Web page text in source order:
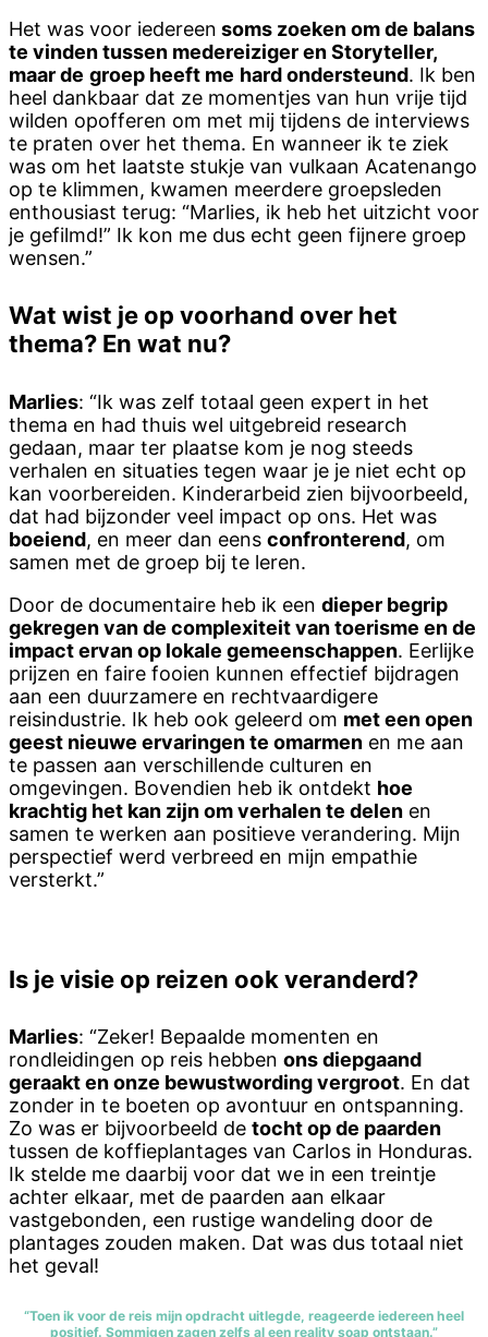
Het was voor iedereen soms zoeken om de balans
te vinden tussen medereiziger en Storyteller,
maar de groep heeft me hard ondersteund. Ik ben
heel dankbaar dat ze momentjes van hun vrije tijd
wilden opofferen om met mij tijdens de interviews
te praten over het thema. En wanneer ik te ziek
was om het laatste stukje van vulkaan Acatenango
op te klimmen, kwamen meerdere groepsleden
enthousiast terug: “Marlies, ik heb het uitzicht voor
je gefilmd!” Ik kon me dus echt geen fijnere groep
wensen.”
Wat wist je op voorhand over het
thema? En wat nu?
Marlies: “Ik was zelf totaal geen expert in het
thema en had thuis wel uitgebreid research
gedaan, maar ter plaatse kom je nog steeds
verhalen en situaties tegen waar je je niet echt op
kan voorbereiden. Kinderarbeid zien bijvoorbeeld,
dat had bijzonder veel impact op ons. Het was
boeiend, en meer dan eens confronterend, om
samen met de groep bij te leren.
Door de documentaire heb ik een dieper begrip
gekregen van de complexiteit van toerisme en de
impact ervan op lokale gemeenschappen. Eerlijke
prijzen en faire fooien kunnen effectief bijdragen
aan een duurzamere en rechtvaardigere
reisindustrie. Ik heb ook geleerd om met een open
geest nieuwe ervaringen te omarmen en me aan
te passen aan verschillende culturen en
omgevingen. Bovendien heb ik ontdekt hoe
krachtig het kan zijn om verhalen te delen en
samen te werken aan positieve verandering. Mijn
perspectief werd verbreed en mijn empathie
versterkt.”
Is je visie op reizen ook veranderd?
Marlies: “Zeker! Bepaalde momenten en
rondleidingen op reis hebben ons diepgaand
geraakt en onze bewustwording vergroot. En dat
zonder in te boeten op avontuur en ontspanning.
Zo was er bijvoorbeeld de tocht op de paarden
tussen de koffieplantages van Carlos in Honduras.
Ik stelde me daarbij voor dat we in een treintje
achter elkaar, met de paarden aan elkaar
vastgebonden, een rustige wandeling door de
plantages zouden maken. Dat was dus totaal niet
het geval!
“Toen ik voor de reis mijn opdracht uitlegde, reageerde iedereen heel
positief. Sommigen zagen zelfs al een reality soap ontstaan.”